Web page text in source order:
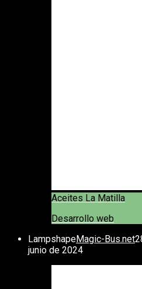
Aceites La Matilla
Desarrollo web
LampshapeMagic-Bus.net
junio de 2024